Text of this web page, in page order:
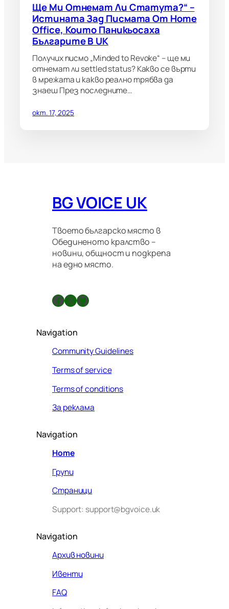
Ще Ми Отнемат Ли Статута?“ –
Истината Зад Писмата От Home
Office, Които Паникьосаха
Българите В UK
Получих писмо „Minded to Revoke“ – ще ми
отнемат ли settled status? Какво се върти
в мрежата и какво реално трябва да
знаеш През последните…
окт. 17, 2025
BG VOICE UK
Твоето българско място в
Обединеното кралство –
новини, общност и подкрепа
на едно място.
Facebook X GitHub
Navigation
Community Guidelines
Terms of service
Terms of conditions
За реклама
Navigation
Home
Групи
Страници
Support: support@bgvoice.uk
Navigation
Архив новини
Ивенти
FAQ